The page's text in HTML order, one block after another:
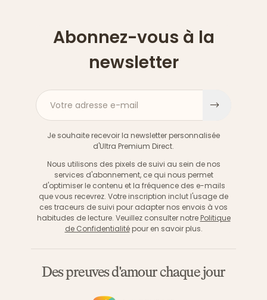
Abonnez-vous à la
newsletter
Votre adresse e-mail
Je souhaite recevoir la newsletter personnalisée
d'Ultra Premium Direct.
Nous utilisons des pixels de suivi au sein de nos
services d'abonnement, ce qui nous permet
d'optimiser le contenu et la fréquence des e-mails
que vous recevrez. Votre inscription inclut l'usage de
ces traceurs de suivi pour adapter nos envois à vos
habitudes de lecture. Veuillez consulter notre Politique
de Confidentialitépour en savoir plus.
Des preuves d'amour chaque jour